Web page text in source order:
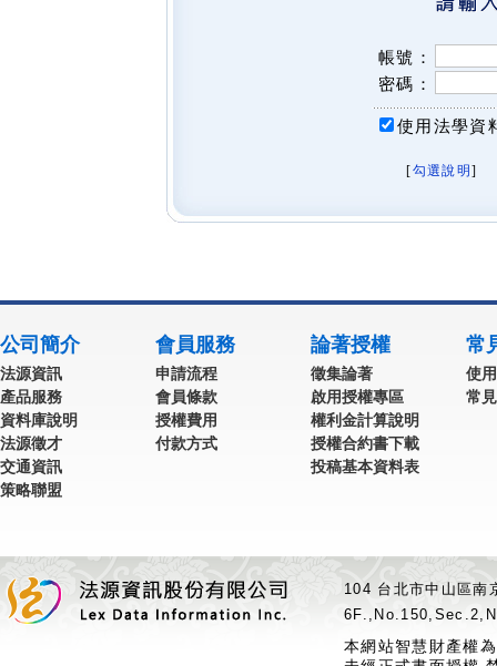
帳號：
密碼：
使用法學資
[勾選說明 ]
公司簡介
法源資訊
產品服務
資料庫說明
法源徵才
交通資訊
策略聯盟
會員服務
申請流程
會員條款
授權費用
付款方式
論著授權
徵集論著
啟用授權專區
權利金計算說明
授權合約書下載
投稿基本資料表
常
使
常
104 台北市中山區
本網站智慧財產權